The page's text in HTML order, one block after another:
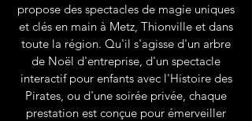
propose des spectacles de magie uniques
et clés en main à Metz, Thionville et dans
toute la région. Qu'il s'agisse d'un arbre
de Noël d'entreprise, d'un spectacle
interactif pour enfants avec l'Histoire des
Pirates, ou d'une soirée privée, chaque
prestation est conçue pour émerveiller